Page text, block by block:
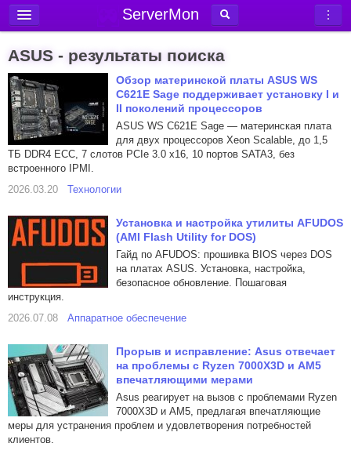
ServerMon
Новости
Блог
Статьи
Форум
ASUS - результаты поиска
Обзор ​материнской платы ASUS WS
C621E Sage поддерживает установку I и
II поколений процессоров
ASUS WS C621E Sage — материнская плата
для двух процессоров Xeon Scalable, до 1,5
ТБ DDR4 ECC, 7 слотов PCIe 3.0 x16, 10 портов SATA3, без
встроенного IPMI.
2026.03.20
Технологии
Установка и настройка утилиты AFUDOS
(AMI Flash Utility for DOS)
Гайд по AFUDOS: прошивка BIOS через DOS
на платах ASUS. Установка, настройка,
безопасное обновление. Пошаговая
инструкция.
2026.07.08
Аппаратное обеспечение
Прорыв и исправление: Asus отвечает
на проблемы с Ryzen 7000X3D и AM5
впечатляющими мерами
Asus реагирует на вызов с проблемами Ryzen
7000X3D и AM5, предлагая впечатляющие
меры для устранения проблем и удовлетворения потребностей
клиентов.